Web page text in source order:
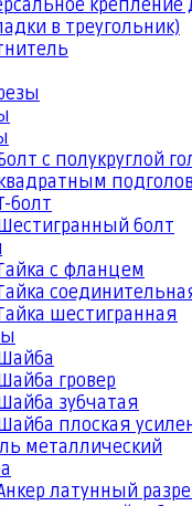
в треугольник)
с полукруглой
болт
болт
с фланцем
шестигранная
гровер
зубчатая
плоская
металлический
латунный